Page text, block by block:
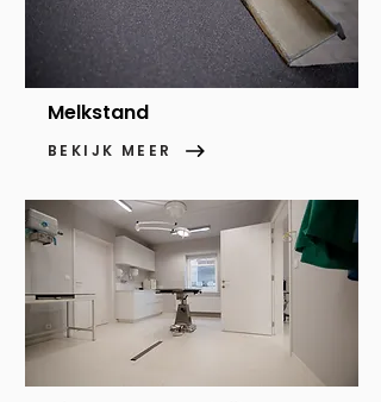
Melkstand
BEKIJK MEER